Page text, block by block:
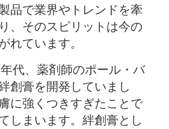
品で業界やトレンドを牽
、そのスピリットは今の
れています。
代、薬剤師のポール・バ
創膏を開発していまし
に強くつきすぎたことで
しまいます。絆創膏とし